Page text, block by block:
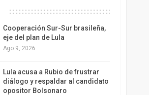
Cooperación Sur-Sur brasileña,
eje del plan de Lula
Ago 9, 2026
Lula acusa a Rubio de frustrar
diálogo y respaldar al candidato
opositor Bolsonaro